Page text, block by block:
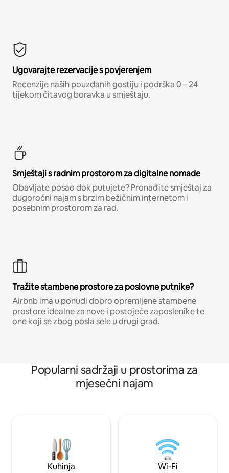
Ugovarajte rezervacije s povjerenjem
Recenzije naših pouzdanih gostiju i podrška 0 – 24
tijekom čitavog boravka u smještaju.
Smještaji s radnim prostorom za digitalne nomade
Obavljate posao dok putujete? Pronađite smještaj za
dugoročni najam s brzim bežičnim internetom i
posebnim prostorom za rad.
Tražite stambene prostore za poslovne putnike?
Airbnb ima u ponudi dobro opremljene stambene
prostore idealne za nove i postojeće zaposlenike te
one koji se zbog posla sele u drugi grad.
Popularni sadržaji u prostorima za
mjesečni najam
Kuhinja Wi-Fi